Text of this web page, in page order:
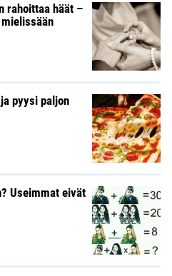
rahoittaa häät –
pyysi paljon
Useimmat eivät